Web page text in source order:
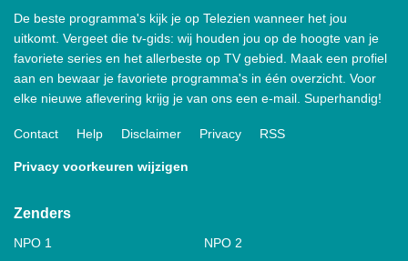
De beste programma's kijk je op Telezien wanneer het jou
uitkomt. Vergeet die tv-gids: wij houden jou op de hoogte van je
favoriete series en het allerbeste op TV gebied. Maak een profiel
aan en bewaar je favoriete programma's in één overzicht. Voor
elke nieuwe aflevering krijg je van ons een e-mail. Superhandig!
Contact Help Disclaimer Privacy RSS
Privacy voorkeuren wijzigen
Zenders
NPO 1
NPO 2